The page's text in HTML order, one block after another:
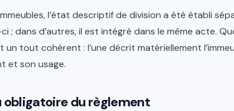
l’état descriptif de division a été établi
; dans d’autres, il est intégré dans le même acte.
tout cohérent : l’une décrit matériellement
et son usage.
obligatoire du règlement